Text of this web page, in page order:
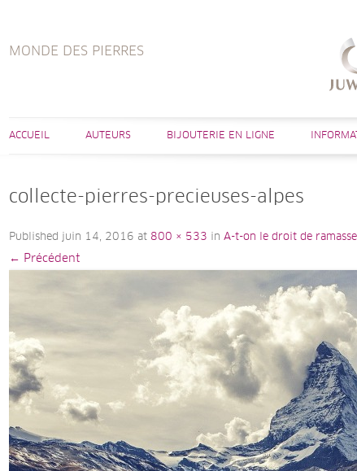
MONDE DES PIERRES
ACCUEIL AUTEURS BIJOUTERIE EN LIGNE
collecte-pierres-precieuses-alpes
Published juin 14, 2016 at 800 × 533 in A-t-on le droit de
← Précédent